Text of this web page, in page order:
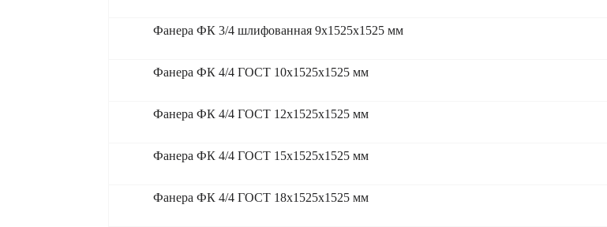
Фанера ФК 3/4 шлифованная 9x1525x1525 мм
Фанера ФК 4/4 ГОСТ 10x1525x1525 мм
Фанера ФК 4/4 ГОСТ 12x1525x1525 мм
Фанера ФК 4/4 ГОСТ 15x1525x1525 мм
Фанера ФК 4/4 ГОСТ 18x1525x1525 мм